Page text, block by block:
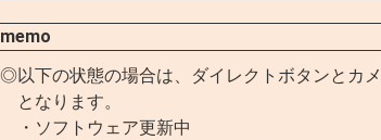
memo
以下の状態の場合は、ダイレクトボタンとカ
となります。
ソフトウェア更新中